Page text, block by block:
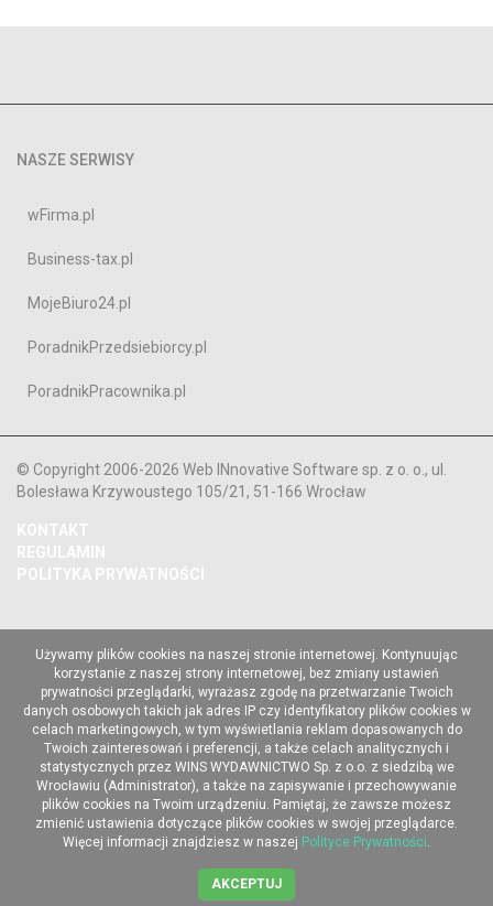
NASZE SERWISY
wFirma.pl
Business-tax.pl
MojeBiuro24.pl
PoradnikPrzedsiebiorcy.pl
PoradnikPracownika.pl
© Copyright 2006-2026 Web INnovative Software sp. z o. o., ul.
Bolesława Krzywoustego 105/21, 51-166 Wrocław
KONTAKT
REGULAMIN
POLITYKA PRYWATNOŚCI
Używamy plików cookies na naszej stronie internetowej. Kontynuując
korzystanie z naszej strony internetowej, bez zmiany ustawień
prywatności przeglądarki, wyrażasz zgodę na przetwarzanie Twoich
danych osobowych takich jak adres IP czy identyfikatory plików cookies w
celach marketingowych, w tym wyświetlania reklam dopasowanych do
Twoich zainteresowań i preferencji, a także celach analitycznych i
statystycznych przez WINS WYDAWNICTWO Sp. z o.o. z siedzibą we
Wrocławiu (Administrator), a także na zapisywanie i przechowywanie
plików cookies na Twoim urządzeniu. Pamiętaj, że zawsze możesz
zmienić ustawienia dotyczące plików cookies w swojej przeglądarce.
Więcej informacji znajdziesz w naszej Polityce Prywatności.
AKCEPTUJ